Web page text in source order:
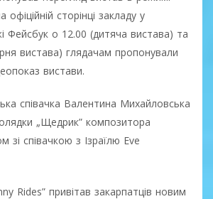
сторінці закладу у
Фейсбук о 12.00 (дитяча вистава) та
вистава) глядачам пропонували
вистави.
співачка Валентина Михайловська
„Щедрик” композитора
зі співачкою з Ізраїлю Eve
Rides” привітав закарпатців новим